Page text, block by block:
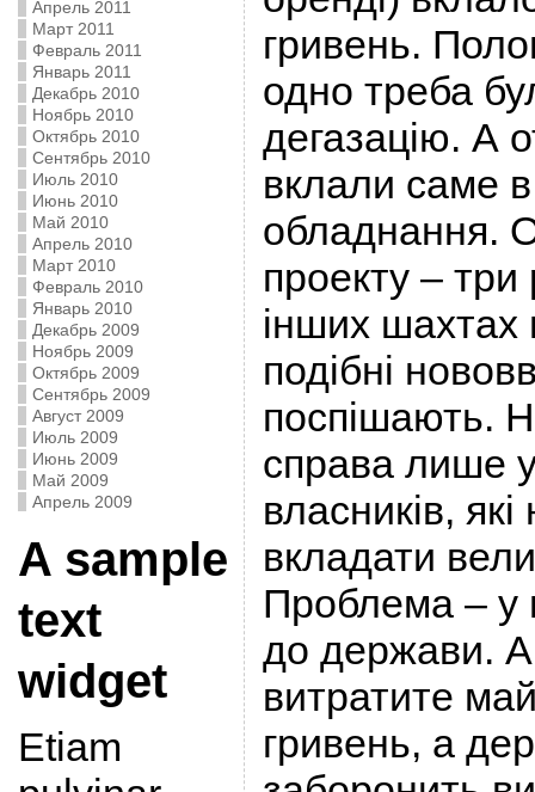
Апрель 2011
Март 2011
Февраль 2011
Январь 2011
Декабрь 2010
Ноябрь 2010
Октябрь 2010
Сентябрь 2010
Июль 2010
Июнь 2010
Май 2010
Апрель 2010
Март 2010
Февраль 2010
Январь 2010
Декабрь 2009
Ноябрь 2009
Октябрь 2009
Сентябрь 2009
Август 2009
Июль 2009
Июнь 2009
Май 2009
Апрель 2009
A sample
text
widget
Etiam
гривень.
одно треба
дегазацію. А
вклали саме
обладнання.
проекту –
інших шахтах
подібні
поспішають.
справа лише у
власників,
вкладати
Проблема – у
до держави.
витратите
гривень, а